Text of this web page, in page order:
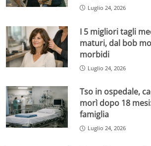
Luglio 24, 2026
I 5 migliori tagli
maturi, dal bob
morbidi
Luglio 24, 2026
Tso in ospedale,
morì dopo 18
famiglia
Luglio 24, 2026